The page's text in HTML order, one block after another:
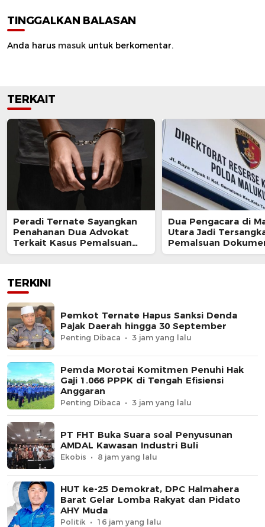
TINGGALKAN BALASAN
Anda harus masuk untuk berkomentar.
TERKAIT
Peradi Ternate Sayangkan
Penahanan Dua Advokat
Terkait Kasus Pemalsuan
Surat Kuasa
Dua Pengacara di
Utara Jadi
Pemalsuan
TERKINI
Pemkot Ternate Hapus Sanksi Denda
Pajak Daerah hingga 30 September
Penting Dibaca 3 jam yang lalu
Pemda Morotai Komitmen Penuhi Hak
Gaji 1.066 PPPK di Tengah Efisiensi
Anggaran
Penting Dibaca 3 jam yang lalu
PT FHT Buka Suara soal Penyusunan
AMDAL Kawasan Industri Buli
Ekobis 8 jam yang lalu
HUT ke-25 Demokrat, DPC Halmahera
Barat Gelar Lomba Rakyat dan Pidato
AHY Muda
Politik 16 jam yang lalu